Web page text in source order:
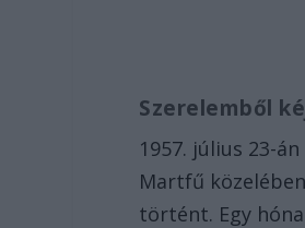
Szerelemből
1957. július 23-
Martfű
történt. Egy